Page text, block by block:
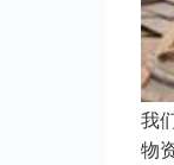
我
物